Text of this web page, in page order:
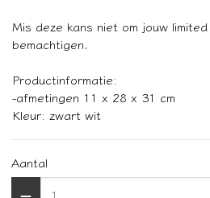
Mis deze kans niet om jouw
bemachtigen.
Productinformatie:
-afmetingen 11 x 28 x 31 cm
Kleur: zwart wit
Aantal